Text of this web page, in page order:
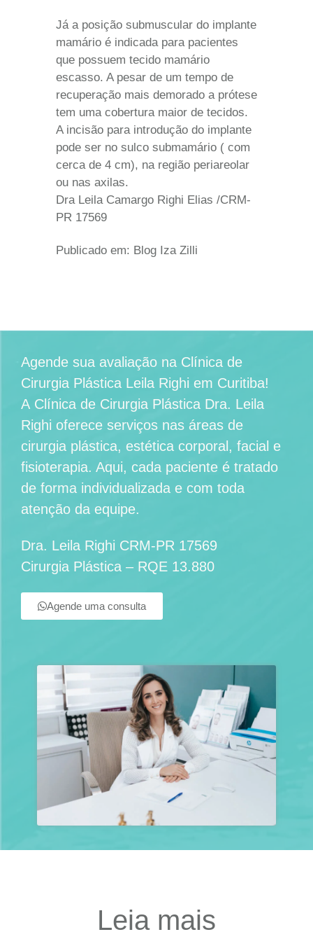
Já a posição submuscular do implante
mamário é indicada para pacientes
que possuem tecido mamário
escasso. A pesar de um tempo de
recuperação mais demorado a prótese
tem uma cobertura maior de tecidos.
A incisão para introdução do implante
pode ser no sulco submamário ( com
cerca de 4 cm), na região periareolar
ou nas axilas.
Dra Leila Camargo Righi Elias /CRM-
PR 17569
Publicado em: Blog Iza Zilli
Agende sua avaliação na Clínica de
Cirurgia Plástica Leila Righi em Curitiba!
A Clínica de Cirurgia Plástica Dra. Leila
Righi oferece serviços nas áreas de
cirurgia plástica, estética corporal, facial e
fisioterapia. Aqui, cada paciente é tratado
de forma individualizada e com toda
atenção da equipe.
Dra. Leila Righi CRM-PR 17569
Cirurgia Plástica – RQE 13.880
Agende uma consulta
Leia mais